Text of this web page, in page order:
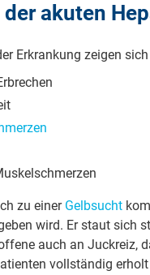
akuten
Erkrankung zeigen
zu einer Gelbsucht
wird. Er staut sich
auch an Juckreiz,
vollständig